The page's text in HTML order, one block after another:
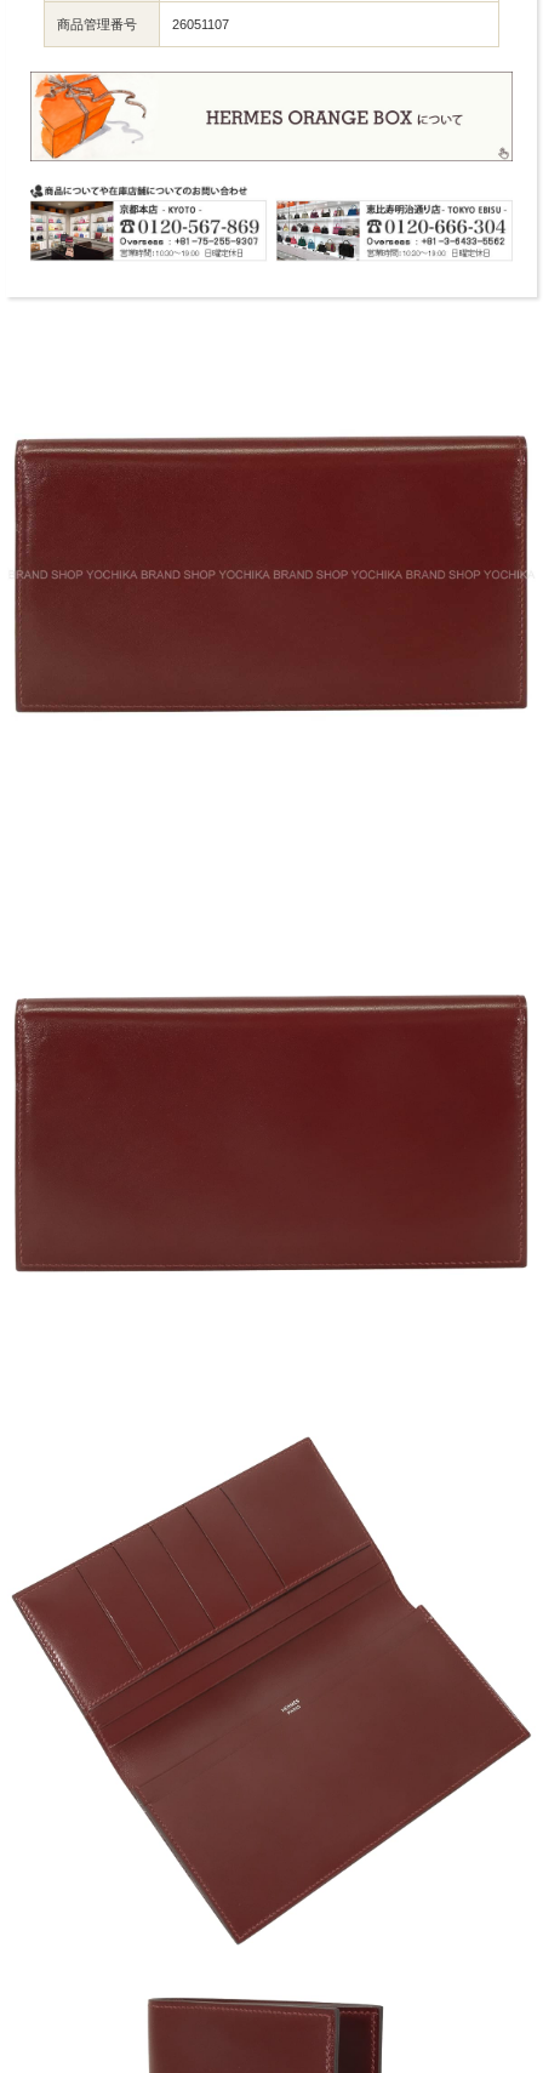
商品管理番号 26051107